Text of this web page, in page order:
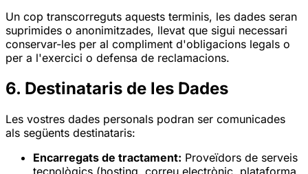
Un cop transcorreguts aquests terminis, les dades seran
suprimides o anonimitzades, llevat que sigui necessari
conservar-les per al compliment d'obligacions legals o
per a l'exercici o defensa de reclamacions.
6. Destinataris de les Dades
Les vostres dades personals podran ser comunicades
als següents destinataris:
Encarregats de tractament: Proveïdors de serveis
tecnològics (hosting, correu electrònic, plataforma